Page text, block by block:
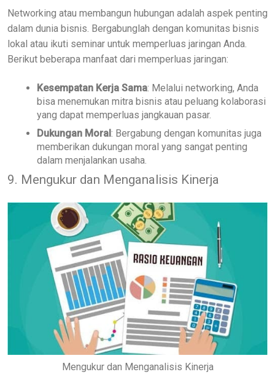
Networking atau membangun hubungan adalah aspek penting
dalam dunia bisnis. Bergabunglah dengan komunitas bisnis
lokal atau ikuti seminar untuk memperluas jaringan Anda.
Berikut beberapa manfaat dari memperluas jaringan:
Kesempatan Kerja Sama: Melalui networking, Anda
bisa menemukan mitra bisnis atau peluang kolaborasi
yang dapat memperluas jangkauan pasar.
Dukungan Moral: Bergabung dengan komunitas juga
memberikan dukungan moral yang sangat penting
dalam menjalankan usaha.
9. Mengukur dan Menganalisis Kinerja
Mengukur dan Menganalisis Kinerja